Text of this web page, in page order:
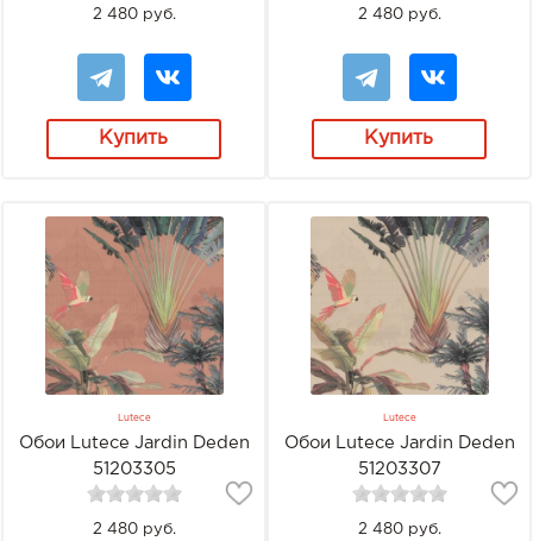
2 480 руб.
Купить
2 480 руб.
Купить
Lutece
Обои Lutece Jardin Deden
51203305
2 480 руб.
Lutece
Обои Lutece Jardin Deden
51203307
2 480 руб.